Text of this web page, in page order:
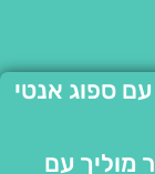
ספוג אנטי
עם